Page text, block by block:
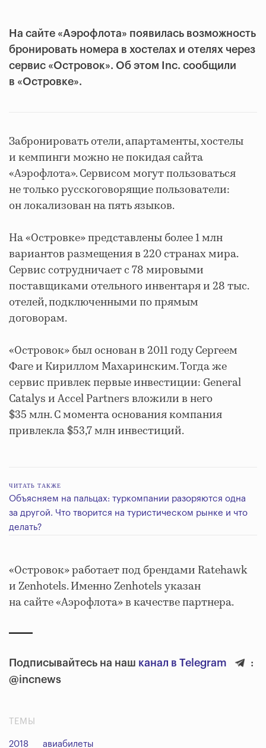
На сайте «Аэрофлота» появилась возможность
бронировать номера в хостелах и отелях через
сервис «Островок». Об этом Inc. сообщили
в «Островке».
Забронировать отели, апартаменты, хостелы
и кемпинги можно не покидая сайта
«Аэрофлота». Сервисом могут пользоваться
не только русскоговорящие пользователи:
он локализован на пять языков.
На «Островке» представлены более 1 млн
вариантов размещения в 220 странах мира.
Сервис сотрудничает с 78 мировыми
поставщиками отельного инвентаря и 28 тыс.
отелей, подключенными по прямым
договорам.
«Островок» был основан в 2011 году Сергеем
Фаге и Кириллом Махаринским. Тогда же
сервис привлек первые инвестиции: General
Catalys и Accel Partners вложили в него
$35 млн. С момента основания компания
привлекла $53,7 млн инвестиций.
ЧИТАТЬ ТАКЖЕ
Объясняем на пальцах: туркомпании разоряются одна
за другой. Что творится на туристическом рынке и что
делать?
«Островок» работает под брендами Ratehawk
и Zenhotels. Именно Zenhotels указан
на сайте «Аэрофлота» в качестве партнера.
Подписывайтесь на наш канал в Telegram
:
@incnews
ТЕМЫ
2018 авиабилеты